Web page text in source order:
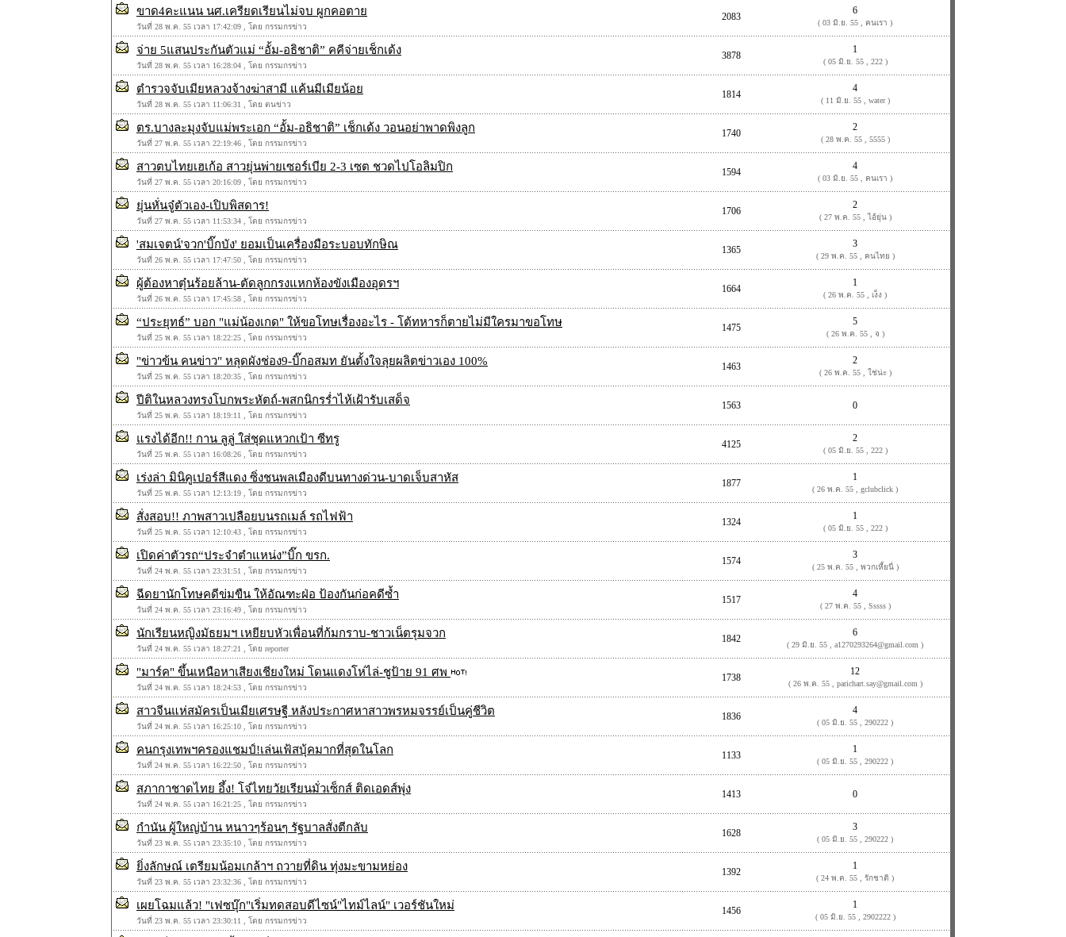
ขาด4คะแนน นศ.เครียดเรียนไม่จบ ผูกคอตาย
วันที่ 28 พ.ค. 55 เวลา 17:42:09 , โดย กรรมกรข่าว
2083
6
( 03 มิ.ย. 55 , คนเรา )
จ่าย 5แสนประกันตัวแม่ “อั้ม-อธิชาติ” คคีจ่ายเช็กเด้ง
วันที่ 28 พ.ค. 55 เวลา 16:28:04 , โดย กรรมกรข่าว
3878
1
( 05 มิ.ย. 55 , 222 )
ตำรวจจับเมียหลวงจ้างฆ่าสามี แค้นมีเมียน้อย
วันที่ 28 พ.ค. 55 เวลา 11:06:31 , โดย ตนข่าว
1814
4
( 11 มิ.ย. 55 , water )
ตร.บางละมุงจับแม่พระเอก “อั้ม-อธิชาติ” เช็กเด้ง วอนอย่าพาดพิงลูก
วันที่ 27 พ.ค. 55 เวลา 22:19:46 , โดย กรรมกรข่าว
1740
2
( 28 พ.ค. 55 , 5555 )
สาวตบไทยเฮเก้อ สาวยุ่นพ่ายเซอร์เบีย 2-3 เซต ชวดไปโอลิมปิก
วันที่ 27 พ.ค. 55 เวลา 20:16:09 , โดย กรรมกรข่าว
1594
4
( 03 มิ.ย. 55 , คนเรา )
ยุ่นหั่นจู๋ตัวเอง-เปิบพิสดาร!
วันที่ 27 พ.ค. 55 เวลา 11:53:34 , โดย กรรมกรข่าว
1706
2
( 27 พ.ค. 55 , ไอ้ยุ่น )
'สมเจตน์'จวก'บิ๊กบัง' ยอมเป็นเครื่องมือระบอบทักษิณ
วันที่ 26 พ.ค. 55 เวลา 17:47:50 , โดย กรรมกรข่าว
1365
3
( 29 พ.ค. 55 , คนไทย )
ผู้ต้องหาตุ๋นร้อยล้าน-ตัดลูกกรงแหกห้องขังเมืองอุดรฯ
วันที่ 26 พ.ค. 55 เวลา 17:45:58 , โดย กรรมกรข่าว
1664
1
( 26 พ.ค. 55 , เง็ง )
“ประยุทธ์” บอก "แม่น้องเกด" ให้ขอโทษเรื่องอะไร - โต้ทหารก็ตายไม่มีใครมาขอโทษ
วันที่ 25 พ.ค. 55 เวลา 18:22:25 , โดย กรรมกรข่าว
1475
5
( 26 พ.ค. 55 , จ )
"ข่าวข้น คนข่าว" หลุดผังช่อง9-บิ๊กอสมท ยันตั้งใจลุยผลิตข่าวเอง 100%
วันที่ 25 พ.ค. 55 เวลา 18:20:35 , โดย กรรมกรข่าว
1463
2
( 26 พ.ค. 55 , ใช่น่ะ )
ปีติในหลวงทรงโบกพระหัตถ์-พสกนิกรร่ำไห้เฝ้ารับเสด็จ
วันที่ 25 พ.ค. 55 เวลา 18:19:11 , โดย กรรมกรข่าว
1563 0
แรงได้อีก!! กาน ลูลู่ ใส่ชุดแหวกเป้า ซีทรู
วันที่ 25 พ.ค. 55 เวลา 16:08:26 , โดย กรรมกรข่าว
4125
2
( 05 มิ.ย. 55 , 222 )
เร่งล่า มินิคูเปอร์สีแดง ซิ่งชนพลเมืองดีบนทางด่วน-บาดเจ็บสาหัส
วันที่ 25 พ.ค. 55 เวลา 12:13:19 , โดย กรรมกรข่าว
1877
1
( 26 พ.ค. 55 , gclubclick )
สั่งสอบ!! ภาพสาวเปลือยบนรถเมล์ รถไฟฟ้า
วันที่ 25 พ.ค. 55 เวลา 12:10:43 , โดย กรรมกรข่าว
1324
1
( 05 มิ.ย. 55 , 222 )
เปิดค่าตัวรถ“ประจำตำแหน่ง”บิ๊ก ขรก.
วันที่ 24 พ.ค. 55 เวลา 23:31:51 , โดย กรรมกรข่าว
1574
3
( 25 พ.ค. 55 , พวกเหี้ยนี่ )
ฉีดยานักโทษคดีข่มขืน ให้อัณฑะฝ่อ ป้องกันก่อคดีซ้ำ
วันที่ 24 พ.ค. 55 เวลา 23:16:49 , โดย กรรมกรข่าว
1517
4
( 27 พ.ค. 55 , Sssss )
นักเรียนหญิงมัธยมฯ เหยียบหัวเพื่อนที่ก้มกราบ-ชาวเน็ตรุมจวก
วันที่ 24 พ.ค. 55 เวลา 18:27:21 , โดย reporter
1842
6
( 29 มิ.ย. 55 , a1270293264@gmail.com )
"มาร์ค" ขึ้นเหนือหาเสียงเชียงใหม่ โดนแดงโห่ไล่-ชูป้าย 91 ศพ
วันที่ 24 พ.ค. 55 เวลา 18:24:53 , โดย กรรมกรข่าว
1738
12
( 26 พ.ค. 55 , parichart.say@gmail.com )
สาวจีนแห่สมัครเป็นเมียเศรษฐี หลังประกาศหาสาวพรหมจรรย์เป็นคู่ชีวิต
วันที่ 24 พ.ค. 55 เวลา 16:25:10 , โดย กรรมกรข่าว
1836
4
( 05 มิ.ย. 55 , 290222 )
คนกรุงเทพฯครองแชมป์!เล่นเฟ้สบุ้คมากที่สุดในโลก
วันที่ 24 พ.ค. 55 เวลา 16:22:50 , โดย กรรมกรข่าว
1133
1
( 05 มิ.ย. 55 , 290222 )
สภากาชาดไทย อึ้ง! โจ๋ไทยวัยเรียนมั่วเซ็กส์ ติดเอดส์พุ่ง
วันที่ 24 พ.ค. 55 เวลา 16:21:25 , โดย กรรมกรข่าว
1413 0
กำนัน ผู้ใหญ่บ้าน หนาวๆร้อนๆ รัฐบาลสั่งตีกลับ
วันที่ 23 พ.ค. 55 เวลา 23:35:10 , โดย กรรมกรข่าว
1628
3
( 05 มิ.ย. 55 , 290222 )
ยิ่งลักษณ์ เตรียมน้อมเกล้าฯ ถวายที่ดิน ทุ่งมะขามหย่อง
วันที่ 23 พ.ค. 55 เวลา 23:32:36 , โดย กรรมกรข่าว
1392
1
( 24 พ.ค. 55 , รักชาติ )
เผยโฉมแล้ว! "เฟซบุ๊ก"เริ่มทดสอบดีไซน์"ไทม์ไลน์" เวอร์ชันใหม่
วันที่ 23 พ.ค. 55 เวลา 23:30:11 , โดย กรรมกรข่าว
1456
1
( 05 มิ.ย. 55 , 2902222 )